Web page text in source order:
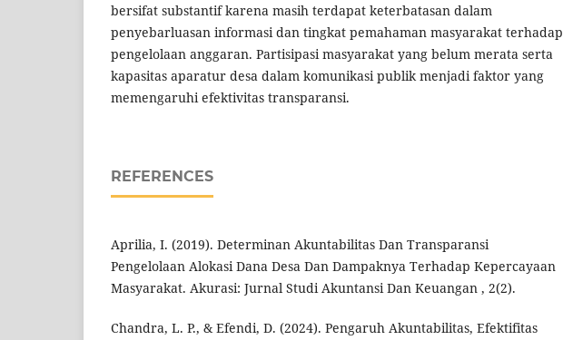
bersifat substantif karena masih terdapat keterbatasan dalam
penyebarluasan informasi dan tingkat pemahaman masyarakat terhadap
pengelolaan anggaran. Partisipasi masyarakat yang belum merata serta
kapasitas aparatur desa dalam komunikasi publik menjadi faktor yang
memengaruhi efektivitas transparansi.
REFERENCES
Aprilia, I. (2019). Determinan Akuntabilitas Dan Transparansi
Pengelolaan Alokasi Dana Desa Dan Dampaknya Terhadap Kepercayaan
Masyarakat. Akurasi: Jurnal Studi Akuntansi Dan Keuangan , 2(2).
Chandra, L. P., & Efendi, D. (2024). Pengaruh Akuntabilitas, Efektifitas